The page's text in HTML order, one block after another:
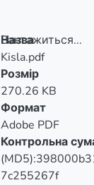
Вантажиться...
Вантажиться...
Назва
Kisla.pdf
Розмір
270.26 KB
Формат
Adobe PDF
Контрольна
7c255267f